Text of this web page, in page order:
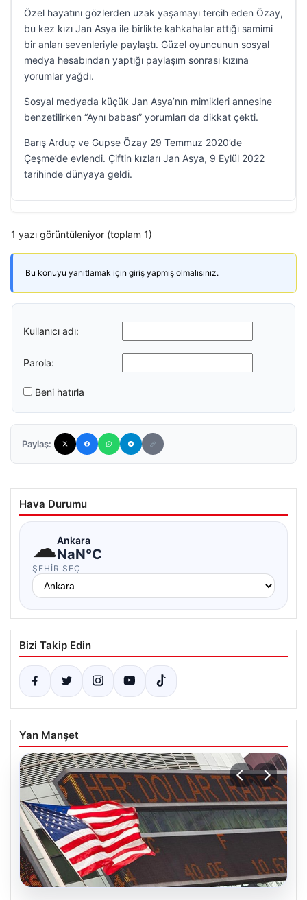
Özel hayatını gözlerden uzak yaşamayı tercih eden Özay,
bu kez kızı Jan Asya ile birlikte kahkahalar attığı samimi
bir anları sevenleriyle paylaştı. Güzel oyuncunun sosyal
medya hesabından yaptığı paylaşım sonrası kızına
yorumlar yağdı.
Sosyal medyada küçük Jan Asya’nın mimikleri annesine
benzetilirken “Aynı babası” yorumları da dikkat çekti.
Barış Arduç ve Gupse Özay 29 Temmuz 2020’de
Çeşme’de evlendi. Çiftin kızları Jan Asya, 9 Eylül 2022
tarihinde dünyaya geldi.
1 yazı görüntüleniyor (toplam 1)
Bu konuyu yanıtlamak için giriş yapmış olmalısınız.
Kullanıcı adı:
Parola:
Beni hatırla
Paylaş:
Hava Durumu
☁Ankara
NaN°C
ŞEHIR SEÇ
Bizi Takip Edin
Yan Manşet